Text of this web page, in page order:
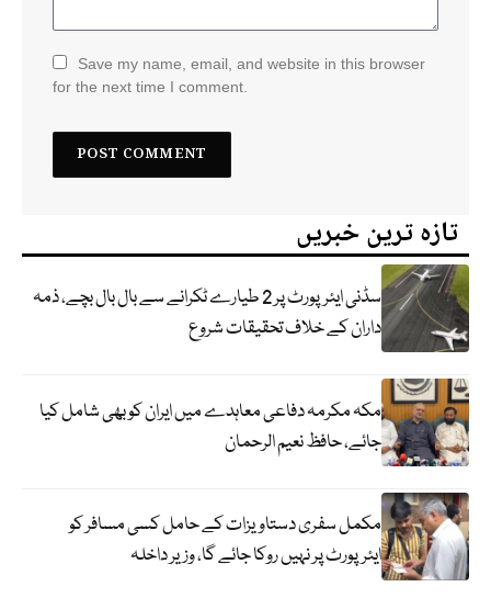
Save my name, email, and website in this browser
for the next time I comment.
تازہ ترین خبریں
سڈنی ایئرپورٹ پر 2 طیارے ٹکرانے سے بال بال بچے، ذمہ
داران کے خلاف تحقیقات شروع
مکہ مکرمہ دفاعی معاہدے میں ایران کو بھی شامل کیا
جائے، حافظ نعیم الرحمان
مکمل سفری دستاویزات کے حامل کسی مسافر کو
ایئرپورٹ پر نہیں روکا جائے گا، وزیر داخلہ